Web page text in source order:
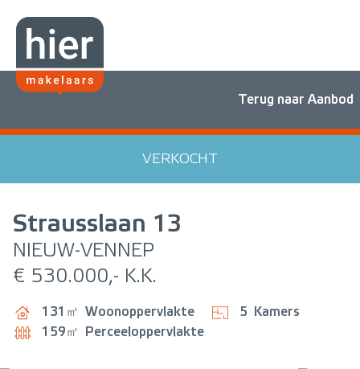
Terug naar Aanbod
VERKOCHT
Strausslaan 13
NIEUW-VENNEP
€ 530.000,- K.K.
131㎡ Woonoppervlakte 5
Kamers
159㎡
Perceeloppervlakte